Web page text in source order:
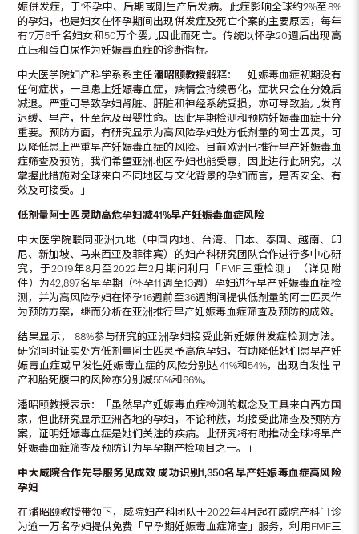
娠併发症，于怀孕中、后期或刚生产后发病。此症影响全球约2%至8%
的孕妇，也是妇女在怀孕期间出现併发症及死亡个案的主要原因，每年
有7万6千名妇女和50万个婴儿因此而死亡。传统以怀孕20週后出现高
血压和蛋白尿作为妊娠毒血症的诊断指标。
中大医学院妇产科学系系主任潘昭颐教授解释：「妊娠毒血症初期没有
任何症状，一旦患上妊娠毒血症，病情会持续恶化，症状只会在分娩后
减退。严重可导致孕妇肾脏、肝脏和神经系统受损，亦可导致胎儿发育
迟缓、早产，什至危及母婴性命。因此早期检测和预防妊娠毒血症十分
重要。预防方面，有研究显示为高风险孕妇处方低剂量的阿士匹灵，可
以降低患上严重早产妊娠毒血症的风险。目前欧洲已推行早产妊娠毒血
症筛查及预防，我们希望亚洲地区孕妇也能受惠，因此进行此研究，以
掌握此措施对全球来自不同地区与文化背景的孕妇而言，是否安全、有
效及可接受。」
低剂量阿士匹灵助高危孕妇减41%早产妊娠毒血症风险
中大医学院联同亚洲九地（中国内地、台湾、日本、泰国、越南、印
尼、新加坡、马来西亚及菲律宾）的妇产科研究团队合作进行多中心研
究，于2019年8月至2022年2月期间利用「FMF三重检测」（详见附
件）为42,897名早孕期（怀孕11週至13週）孕妇进行早产妊娠毒血症检
测，并为高风险孕妇在怀孕16週前至36週期间提供低剂量的阿士匹灵作
为预防方案，继而分析在亚洲推行早产妊娠毒血症筛查及预防的成效。
结果显示， 88%参与研究的亚洲孕妇接受此新妊娠併发症检测方法。
研究同时证实处方低剂量阿士匹灵予高危孕妇，有助降低她们患早产妊
娠毒血症或早发性妊娠毒血症的风险分别达41%和54%，出现自发性早
产和胎死腹中的风险亦分别减55%和66%。
潘昭颐教授表示：「虽然早产妊娠毒血症检测的概念及工具来自西方国
家，但此研究显示亚洲各地的孕妇，不论种族，均接受此筛查及预防方
案，证明妊娠毒血症是她们关注的疾病。此研究将有助推动全球将早产
妊娠毒血症筛查及预防订为早孕期产检项目之一。」
中大威院合作先导服务见成效 成功识别1,350名早产妊娠毒血症高风险
孕妇
在潘昭颐教授带领下，威院妇产科团队于2022年4月起在威院产科门诊
为逾一万名孕妇提供免费「早孕期妊娠毒血症筛查」服务，利用FMF三